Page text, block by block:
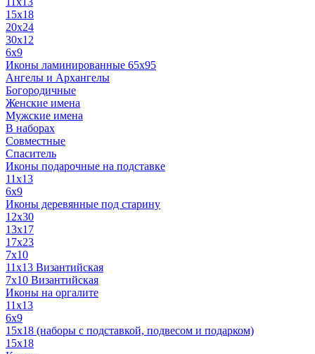
15x18
20x24
30х12
6x9
Иконы ламинированные 65x95
Ангелы и Архангелы
Богородичные
Женские имена
Мужские имена
В наборах
Совместные
Спаситель
Иконы подарочные на подставке
11x13
6x9
Иконы деревянные под старину
12х30
13x17
17x23
7x10
11x13 Византийская
7x10 Византийская
Иконы на оргалите
11x13
6x9
15х18 (наборы с подставкой, подвесом и подарком)
15x18